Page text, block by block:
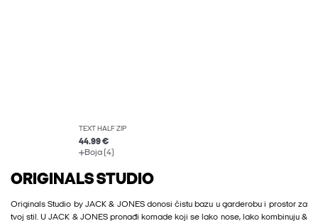
TEXT HALF ZIP
44.99 €
Boja (4)
ORIGINALS STUDIO
Originals Studio by JACK & JONES donosi čistu bazu u garderobu i prostor za
tvoj stil. U JACK & JONES pronađi komade koji se lako nose, lako kombinuju &